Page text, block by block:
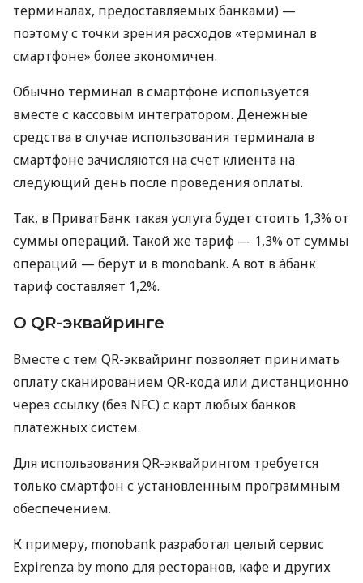
терминалах, предоставляемых банками) —
поэтому с точки зрения расходов «терминал в
смартфоне» более экономичен.
Обычно терминал в смартфоне используется
вместе с кассовым интегратором. Денежные
средства в случае использования терминала в
смартфоне зачисляются на счет клиента на
следующий день после проведения оплаты.
Так, в ПриватБанк такая услуга будет стоить 1,3% от
суммы операций. Такой же тариф — 1,3% от суммы
операций — берут и в monobank. А вот в àбанк
тариф составляет 1,2%.
О QR-эквайринге
Вместе с тем QR-эквайринг позволяет принимать
оплату сканированием QR-кода или дистанционно
через ссылку (без NFC) с карт любых банков
платежных систем.
Для использования QR-эквайрингом требуется
только смартфон с установленным программным
обеспечением.
К примеру, monobank разработал целый сервис
Expirenza by mono для ресторанов, кафе и других